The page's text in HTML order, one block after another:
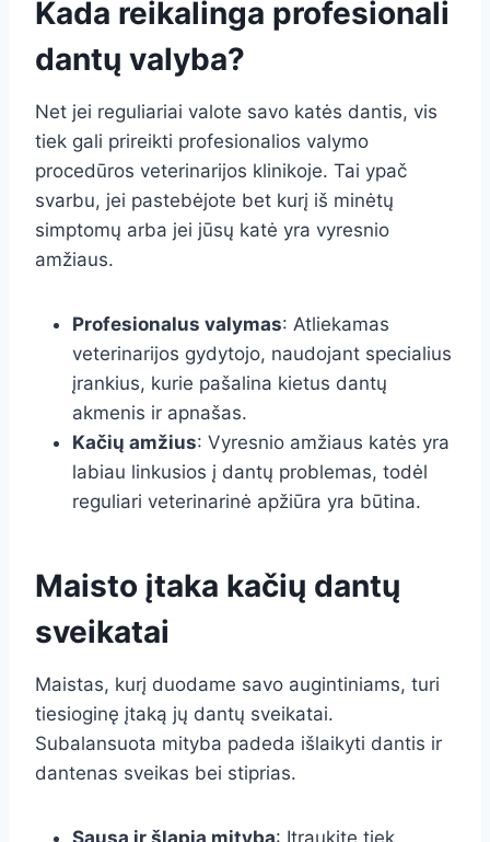
Kada reikalinga profesionali
dantų valyba?
Net jei reguliariai valote savo katės dantis, vis
tiek gali prireikti profesionalios valymo
procedūros veterinarijos klinikoje. Tai ypač
svarbu, jei pastebėjote bet kurį iš minėtų
simptomų arba jei jūsų katė yra vyresnio
amžiaus.
Profesionalus valymas: Atliekamas
veterinarijos gydytojo, naudojant specialius
įrankius, kurie pašalina kietus dantų
akmenis ir apnašas.
Kačių amžius: Vyresnio amžiaus katės yra
labiau linkusios į dantų problemas, todėl
reguliari veterinarinė apžiūra yra būtina.
Maisto įtaka kačių dantų
sveikatai
Maistas, kurį duodame savo augintiniams, turi
tiesioginę įtaką jų dantų sveikatai.
Subalansuota mityba padeda išlaikyti dantis ir
dantenas sveikas bei stiprias.